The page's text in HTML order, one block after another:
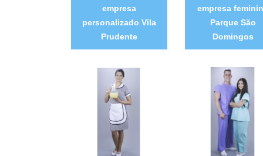
empresa
personalizado Vila
Prudente
empresa
Parque São
Domingos